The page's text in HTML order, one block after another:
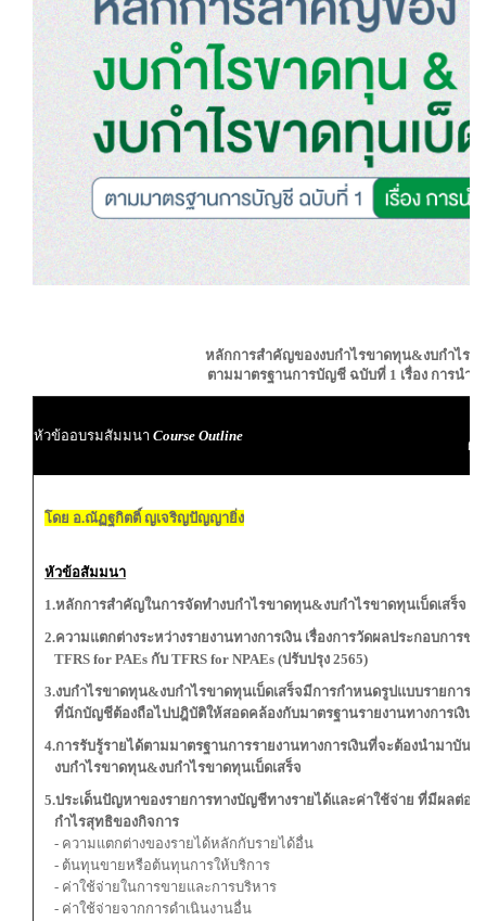
หลักการสำคัญของงบกำไรขาดทุน&งบกำไรข
ตามมาตรฐานการบัญชี ฉบับที่ 1 เรื่อง การนำเ
หัวข้ออบรมสัมมนา Course Outline
ผู้
โดย อ.ณัฏฐกิตติ์ ญเจริญปัญญายิ่ง
หัวข้อสัมมนา
1.หลักการสำคัญในการจัดทำงบกำไรขาดทุน&งบกำไรขาดทุนเบ็ดเสร็จ
2.ความแตกต่างระหว่างรายงานทางการเงิน เรื่องการวัดผลประกอบการขอ
TFRS for PAEs กับ TFRS for NPAEs (ปรับปรุง 2565)
3.งบกำไรขาดทุน&งบกำไรขาดทุนเบ็ดเสร็จมีการกำหนดรูปแบบรายการย่
ที่นักบัญชีต้องถือไปปฎิบัติให้สอดคล้องกับมาตรฐานรายงานทางการเงิน
4.การรับรู้รายได้ตามมาตรฐานการรายงานทางการเงินที่จะต้องนำมาบันทึ
งบกำไรขาดทุน&งบกำไรขาดทุนเบ็ดเสร็จ
5.ประเด็นปัญหาของรายการทางบัญชีทางรายได้และค่าใช้จ่าย ที่มีผลต่อ
กำไรสุทธิของกิจการ
- ความแตกต่างของรายได้หลักกับรายได้อื่น
- ต้นทุนขายหรือต้นทุนการให้บริการ
- ค่าใช้จ่ายในการขายและการบริหาร
- ค่าใช้จ่ายจากการดำเนินงานอื่น